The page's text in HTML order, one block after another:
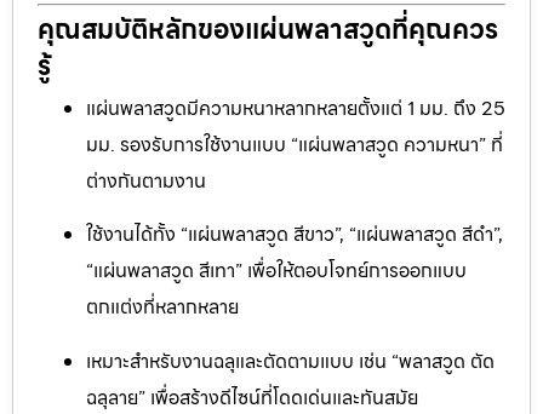
คุณสมบัติหลักของแผ่นพลาสวูดที่คุณควร
รู้
แผ่นพลาสวูดมีความหนาหลากหลายตั้งแต่ 1 มม. ถึง 25
มม. รองรับการใช้งานแบบ “แผ่นพลาสวูด ความหนา” ที่
ต่างกันตามงาน
ใช้งานได้ทั้ง “แผ่นพลาสวูด สีขาว”, “แผ่นพลาสวูด สีดำ”,
“แผ่นพลาสวูด สีเทา” เพื่อให้ตอบโจทย์การออกแบบ
ตกแต่งที่หลากหลาย
เหมาะสำหรับงานฉลุและตัดตามแบบ เช่น “พลาสวูด ตัด
ฉลุลาย” เพื่อสร้างดีไซน์ที่โดดเด่นและทันสมัย